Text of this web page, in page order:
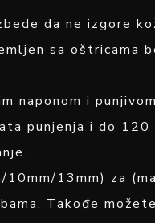
da ne izgore
sa oštricama
naponom i
punjenja i do 120
10mm/13mm) za
Takođe